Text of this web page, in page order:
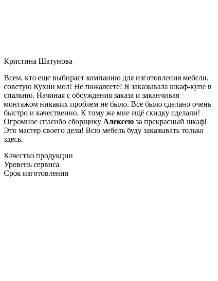
Кристина Шатунова
Всем, кто еще выбирает компанию для изготовления мебели,
советую Кухни мол! Не пожалеете! Я заказывала шкаф-купе в
спальню. Начиная с обсуждения заказа и заканчивая
монтажом никаких проблем не было. Все было сделано очень
быстро и качественно. К тому же мне ещё скидку сделали!
Огромное спасибо сборщику Алексею за прекрасный шкаф!
Это мастер своего дела! Всю мебель буду заказывать только
здесь.
Качество продукции
Уровень сервиса
Срок изготовления